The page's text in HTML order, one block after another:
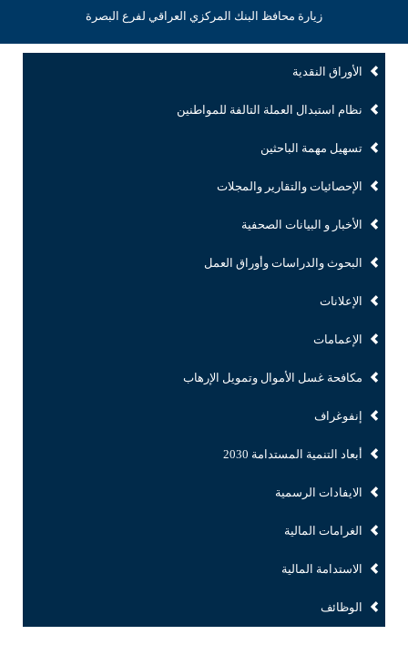
زيارة محافظ البنك المركزي العراقي لفرع البصرة
الأوراق النقدية
نظام استبدال العملة التالفة للمواطنين
تسهيل مهمة الباحثين
الإحصائيات والتقارير والمجلات
الأخبار و البيانات الصحفية
البحوث والدراسات وأوراق العمل
الإعلانات
الإعمامات
مكافحة غسل الأموال وتمويل الإرهاب
إنفوغراف
أبعاد التنمية المستدامة 2030
الايفادات الرسمية
الغرامات المالية
الاستدامة المالية
الوظائف